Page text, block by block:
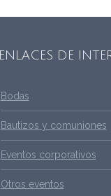
ENLACES DE
Bodas
Bautizos y comuniones
Eventos corporativos
Otros eventos